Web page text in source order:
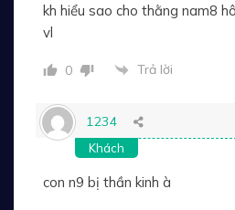
kh hiểu sao cho thằng nam8
vl
0 Trả lời
1234
Khách
con n9 bị thần kinh à